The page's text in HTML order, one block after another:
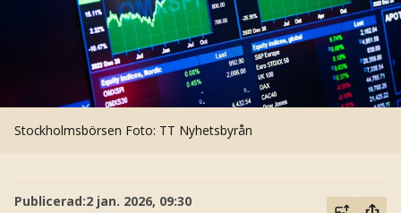
Stockholmsbörsen Foto: TT Nyhetsbyrån
Publicerad:2 jan. 2026, 09:30